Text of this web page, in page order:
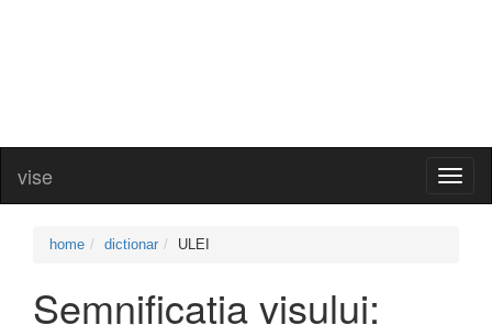
vise
home dictionar ULEI
Semnificatia visului: